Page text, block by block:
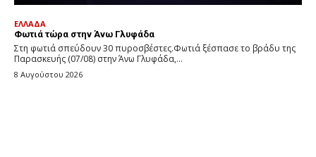
ΕΛΛΑΔΑ
Φωτιά τώρα στην Άνω Γλυφάδα
Στη φωτιά σπεύδουν 30 πυροσβέστες.Φωτιά ξέσπασε το βράδυ της
Παρασκευής (07/08) στην Άνω Γλυφάδα,...
8 Αυγούστου 2026